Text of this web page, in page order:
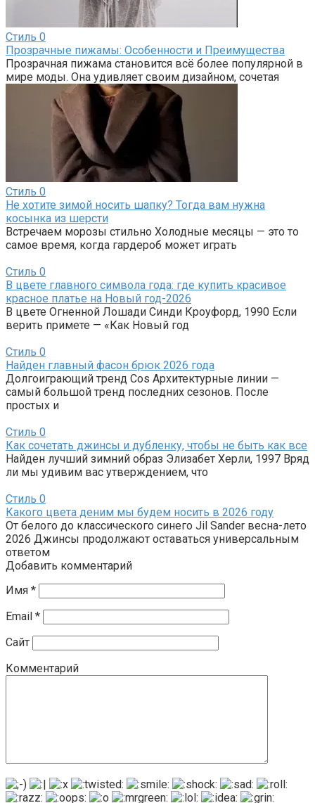
Стиль 0
Прозрачные пижамы: Особенности и Преимущества
Прозрачная пижама становится всё более популярной в
мире моды. Она удивляет своим дизайном, сочетая
Стиль 0
Не хотите зимой носить шапку? Тогда вам нужна
косынка из шерсти
Встречаем морозы стильно Холодные месяцы — это то
самое время, когда гардероб может играть
Стиль 0
В цвете главного символа года: где купить красивое
красное платье на Новый год-2026
В цвете Огненной Лошади Синди Кроуфорд, 1990 Если
верить примете — «Как Новый год
Стиль 0
Найден главный фасон брюк 2026 года
Долгоиграющий тренд Cos Архитектурные линии —
самый большой тренд последних сезонов. После
простых и
Стиль 0
Как сочетать джинсы и дубленку, чтобы не быть как все
Найден лучший зимний образ Элизабет Херли, 1997 Вряд
ли мы удивим вас утверждением, что
Стиль 0
Какого цвета деним мы будем носить в 2026 году
От белого до классического синего Jil Sander весна-лето
2026 Джинсы продолжают оставаться универсальным
ответом
Добавить комментарий
Имя *
Email *
Сайт
Комментарий